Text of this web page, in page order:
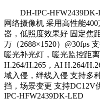
DH-IPC-HFW2439DK-
网络摄像机 采用高性能
器，低照度效果好 固定焦
万（2688×1520）@30fps
暖光补光灯，暖光监控距
H.264/H.265，AI H.264/
域入侵，绊线入侵 支持多
挡，场景变更 支持DC12V
IPC-HFW2439DK-LED